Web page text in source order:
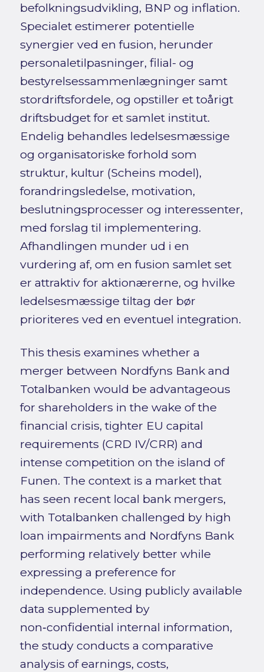
befolkningsudvikling, BNP og inflation.
Specialet estimerer potentielle
synergier ved en fusion, herunder
personaletilpasninger, filial- og
bestyrelsessammenlægninger samt
stordriftsfordele, og opstiller et toårigt
driftsbudget for et samlet institut.
Endelig behandles ledelsesmæssige
og organisatoriske forhold som
struktur, kultur (Scheins model),
forandringsledelse, motivation,
beslutningsprocesser og interessenter,
med forslag til implementering.
Afhandlingen munder ud i en
vurdering af, om en fusion samlet set
er attraktiv for aktionærerne, og hvilke
ledelsesmæssige tiltag der bør
prioriteres ved en eventuel integration.
This thesis examines whether a
merger between Nordfyns Bank and
Totalbanken would be advantageous
for shareholders in the wake of the
financial crisis, tighter EU capital
requirements (CRD IV/CRR) and
intense competition on the island of
Funen. The context is a market that
has seen recent local bank mergers,
with Totalbanken challenged by high
loan impairments and Nordfyns Bank
performing relatively better while
expressing a preference for
independence. Using publicly available
data supplemented by
non‑confidential internal information,
the study conducts a comparative
analysis of earnings, costs,